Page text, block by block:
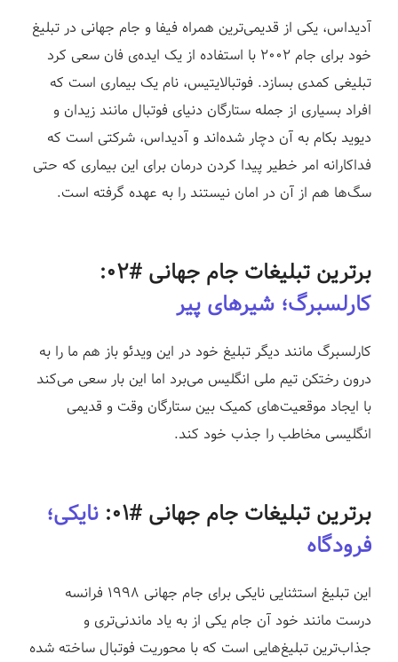
آدیداس، یکی از قدیمی‌ترین همراه فیفا و جام جهانی در تبلیغ
خود برای جام ۲۰۰۲ با استفاده از یک ایده‌ی فان سعی کرد
تبلیغی کمدی بسازد. فوتبالایتیس، نام یک بیماری است که
افراد بسیاری از جمله ستارگان دنیای فوتبال مانند زیدان و
دیوید بکام به آن دچار شده‌اند و آدیداس، شرکتی است که
فداکارانه امر خطیر پیدا کردن درمان برای این بیماری که حتی
سگ‌ها هم از آن در امان نیستند را به عهده گرفته است.
برترین تبلیغات جام جهانی #۰۲:
کارلسبرگ؛ شیرهای پیر
کارلسبرگ مانند دیگر تبلیغ خود در این ویدئو باز هم ما را به
درون رختکن تیم ملی انگلیس می‌برد اما این بار سعی می‌کند
با ایجاد موقعیت‌های کمیک بین ستارگان وقت و قدیمی
انگلیسی مخاطب را جذب خود کند.
برترین تبلیغات جام جهانی #۰۱:
نایکی؛
فرودگاه
این تبلیغ استثنایی نایکی برای جام جهانی ۱۹۹۸ فرانسه
درست مانند خود آن جام یکی از به یاد ماندنی‌تری و
جذاب‌ترین تبلیغ‌هایی است که با محوریت فوتبال ساخته شده